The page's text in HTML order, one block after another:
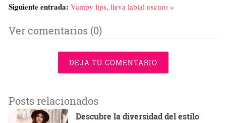
Siguiente entrada: Vampy lips, lleva labial oscuro »
Ver comentarios (0)
DEJA TU COMENTARIO
Posts relacionados
Descubre la diversidad del estilo